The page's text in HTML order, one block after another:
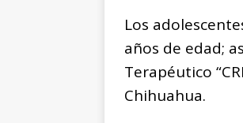
Los
años de edad;
Terapéutico
Chihuahua.